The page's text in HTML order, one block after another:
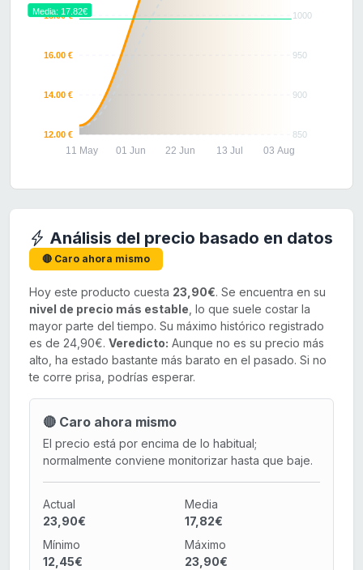
1000
950
900
850
18.00 €
16.00 €
14.00 €
12.00 €
11 May 01 Jun 22 Jun 13 Jul 03 Aug
Media: 17.82€
Análisis del precio basado en datos
🔴 Caro ahora mismo
Hoy este producto cuesta 23,90€. Se encuentra en su
nivel de precio más estable , lo que suele costar la
mayor parte del tiempo. Su máximo histórico registrado
es de 24,90€. Veredicto: Aunque no es su precio más
alto, ha estado bastante más barato en el pasado. Si no
te corre prisa, podrías esperar.
🔴 Caro ahora mismo
El precio está por encima de lo habitual;
normalmente conviene monitorizar hasta que baje.
Actual
23,90€
Media
17,82€
Mínimo
12,45€
Máximo
23,90€